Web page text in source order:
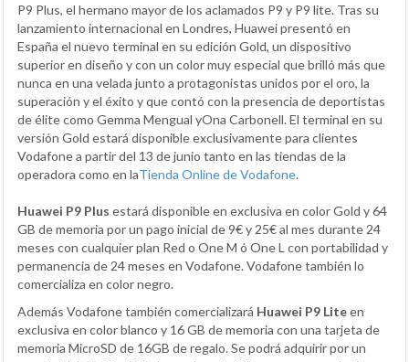
P9 Plus, el hermano mayor de los aclamados P9 y P9 lite. Tras su
lanzamiento internacional en Londres, Huawei presentó en
España el nuevo terminal en su edición Gold, un dispositivo
superior en diseño y con un color muy especial que brilló más que
nunca en una velada junto a protagonistas unidos por el oro, la
superación y el éxito y que contó con la presencia de deportistas
de élite como Gemma Mengual yOna Carbonell. El terminal en su
versión Gold estará disponible exclusivamente para clientes
Vodafone a partir del 13 de junio tanto en las tiendas de la
operadora como en laTienda Online de Vodafone.
Huawei P9 Plus estará disponible en exclusiva en color Gold y 64
GB de memoria por un pago inicial de 9€ y 25€ al mes durante 24
meses con cualquier plan Red o One M ó One L con portabilidad y
permanencia de 24 meses en Vodafone. Vodafone también lo
comercializa en color negro.
Además Vodafone también comercializará Huawei P9 Liteen
exclusiva en color blanco y 16 GB de memoria con una tarjeta de
memoria MicroSD de 16GB de regalo. Se podrá adquirir por un